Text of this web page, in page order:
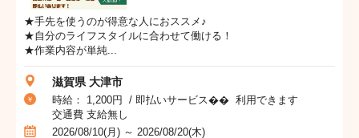
★手先を使うのが得意な人におススメ♪
★自分のライフスタイルに合わせて働ける！
★作業内容が単純...
滋賀県 大津市
時給： 1,200円 / 即払いサービス�� 利用できます
交通費 支給無し
2026/08/10(月) ～ 2026/08/20(木)